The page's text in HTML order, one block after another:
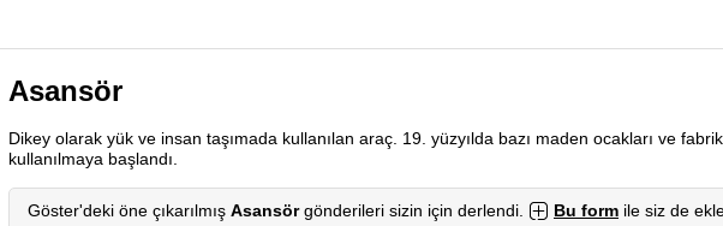
Asansör
Dikey olarak yük ve insan taşımada kullanılan araç. 19. yüzyılda bazı maden ocakları ve
kullanılmaya başlandı.
Göster'deki öne çıkarılmış Asansörgönderileri sizin için derlendi. Bu form ile siz de